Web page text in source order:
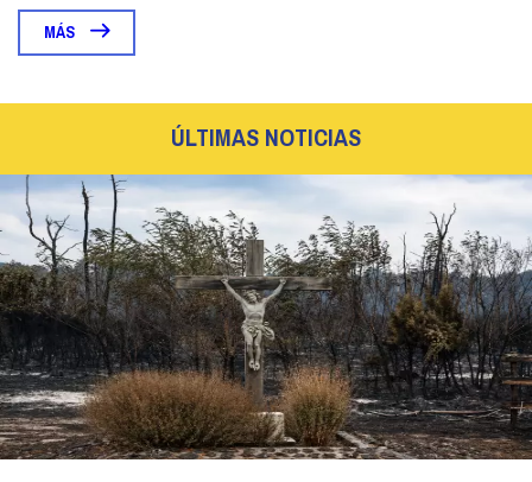
MÁS
ÚLTIMAS NOTICIAS